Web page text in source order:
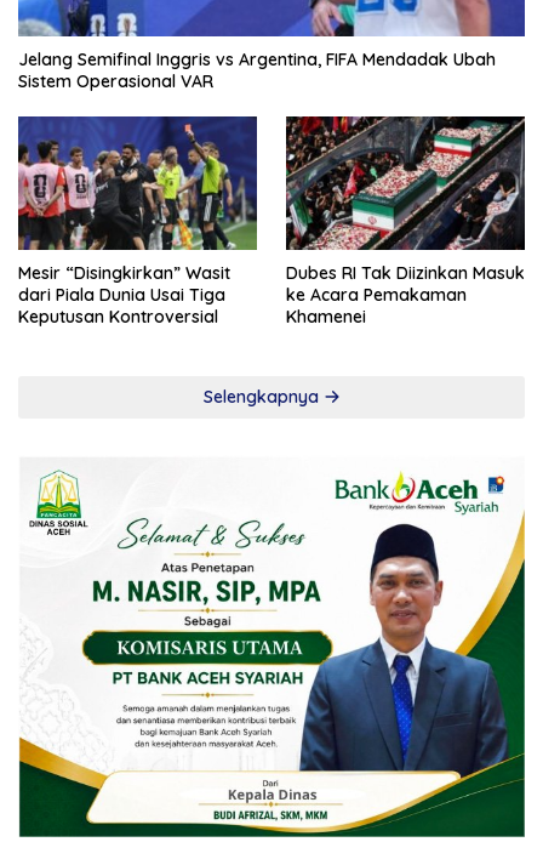
Jelang Semifinal Inggris vs Argentina, FIFA Mendadak Ubah
Sistem Operasional VAR
Mesir “Disingkirkan” Wasit
dari Piala Dunia Usai Tiga
Keputusan Kontroversial
Dubes RI Tak Diizinkan Masuk
ke Acara Pemakaman
Khamenei
Selengkapnya